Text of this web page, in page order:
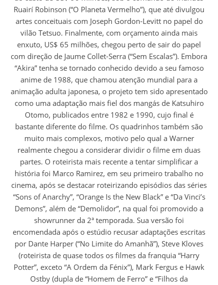
Ruairí Robinson (“O Planeta Vermelho”), que até divulgou
artes conceituais com Joseph Gordon-Levitt no papel do
vilão Tetsuo. Finalmente, com orçamento ainda mais
enxuto, US$ 65 milhões, chegou perto de sair do papel
com direção de Jaume Collet-Serra (“Sem Escalas”). Embora
“Akira” tenha se tornado conhecido devido a seu famoso
anime de 1988, que chamou atenção mundial para a
animação adulta japonesa, o projeto tem sido apresentado
como uma adaptação mais fiel dos mangás de Katsuhiro
Otomo, publicados entre 1982 e 1990, cujo final é
bastante diferente do filme. Os quadrinhos também são
muito mais complexos, motivo pelo qual a Warner
realmente chegou a considerar dividir o filme em duas
partes. O roteirista mais recente a tentar simplificar a
história foi Marco Ramirez, em seu primeiro trabalho no
cinema, após se destacar roteirizando episódios das séries
“Sons of Anarchy”, “Orange Is the New Black” e “Da Vinci’s
Demons”, além de “Demolidor”, na qual foi promovido a
showrunner da 2ª temporada. Sua versão foi
encomendada após o estúdio recusar adaptações escritas
por Dante Harper (“No Limite do Amanhã”), Steve Kloves
(roteirista de quase todos os filmes da franquia “Harry
Potter”, exceto “A Ordem da Fénix”), Mark Fergus e Hawk
Ostby (dupla de “Homem de Ferro” e “Filhos da